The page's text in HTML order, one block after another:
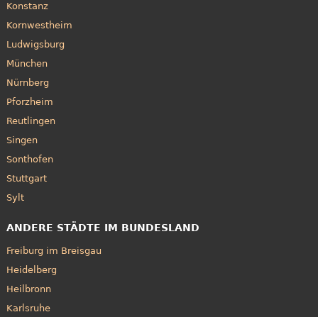
Konstanz
Kornwestheim
Ludwigsburg
München
Nürnberg
Pforzheim
Reutlingen
Singen
Sonthofen
Stuttgart
Sylt
ANDERE STÄDTE IM BUNDESLAND
Freiburg im Breisgau
Heidelberg
Heilbronn
Karlsruhe